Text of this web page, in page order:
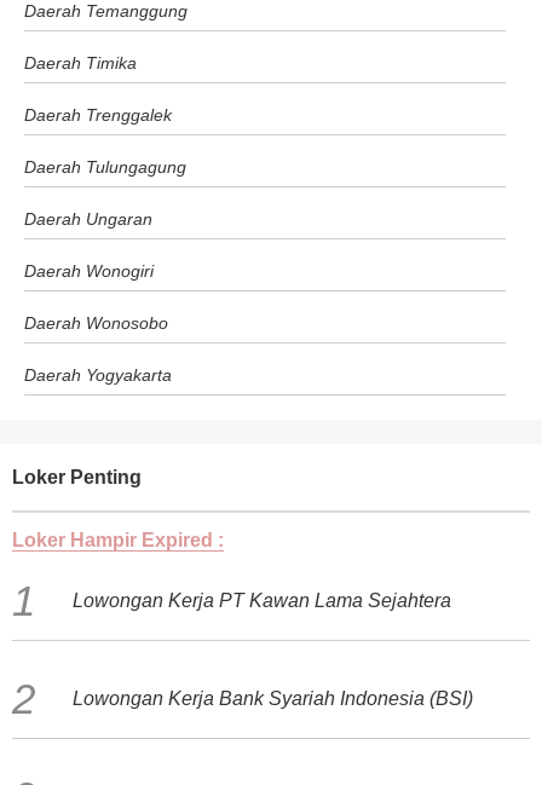
Daerah Temanggung
Daerah Timika
Daerah Trenggalek
Daerah Tulungagung
Daerah Ungaran
Daerah Wonogiri
Daerah Wonosobo
Daerah Yogyakarta
Loker Penting
Loker Hampir Expired :
Lowongan Kerja PT Kawan Lama Sejahtera
Lowongan Kerja Bank Syariah Indonesia (BSI)